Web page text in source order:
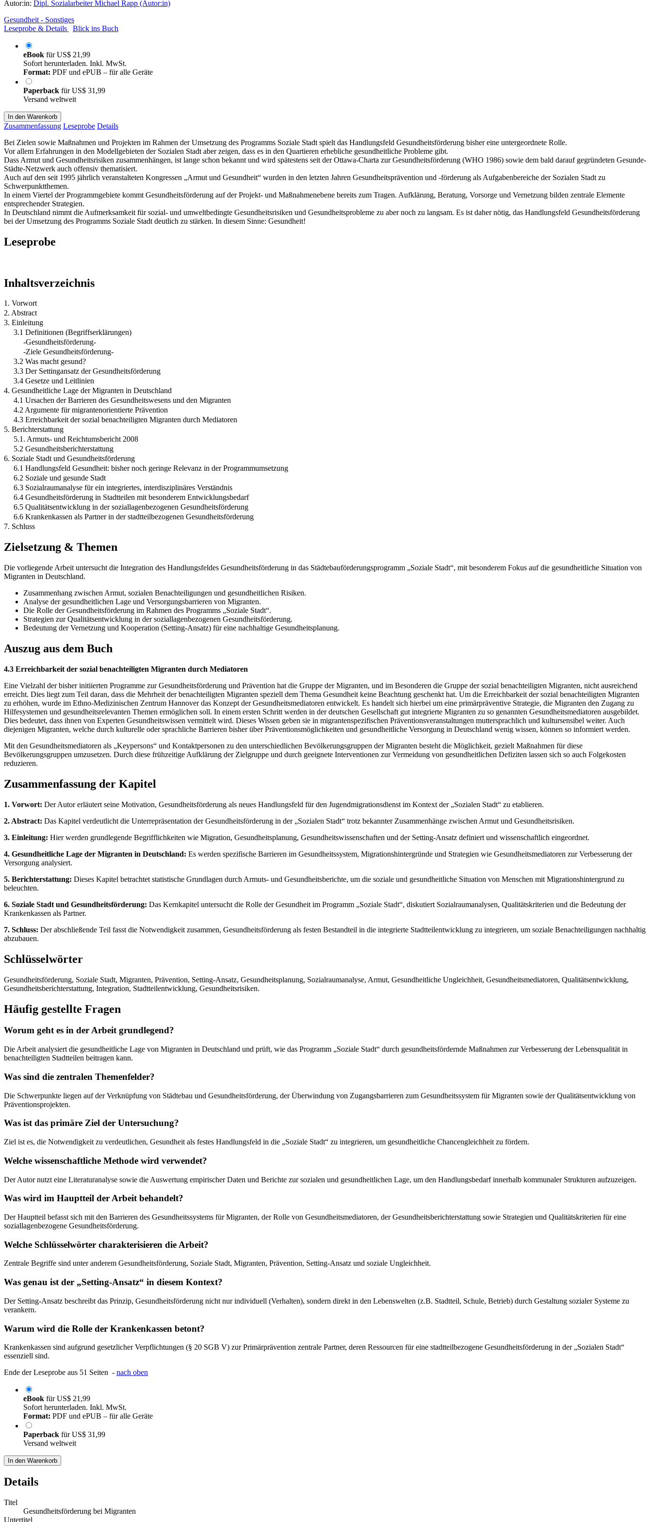
Autor:in: Dipl. Sozialarbeiter Michael Rapp (Autor:in)
Gesundheit - Sonstiges
Leseprobe & Details
Blick ins Buch
eBook fürUS$ 21,99
Sofort herunterladen. Inkl. MwSt.
Format: PDF und ePUB – für alle Geräte
Paperback fürUS$ 31,99
Versand weltweit
In den Warenkorb
Zusammenfassung Leseprobe Details
Bei Zielen sowie Maßnahmen und Projekten im Rahmen der Umsetzung des Programms Soziale Stadt spielt das Handlungsfeld Gesundheitsförderung bisher eine untergeordnete Rolle.
Vor allem Erfahrungen in den Modellgebieten der Sozialen Stadt aber zeigen, dass es in den Quartieren erhebliche gesundheitliche Probleme gibt.
Dass Armut und Gesundheitsrisiken zusammenhängen, ist lange schon bekannt und wird spätestens seit der Ottawa-Charta zur Gesundheitsförderung (WHO 1986) sowie dem bald darauf gegründeten Gesunde-
Städte-Netzwerk auch offensiv thematisiert.
Auch auf den seit 1995 jährlich veranstalteten Kongressen „Armut und Gesundheit“ wurden in den letzten Jahren Gesundheitsprävention und -förderung als Aufgabenbereiche der Sozialen Stadt zu
Schwerpunktthemen.
In einem Viertel der Programmgebiete kommt Gesundheitsförderung auf der Projekt- und Maßnahmenebene bereits zum Tragen. Aufklärung, Beratung, Vorsorge und Vernetzung bilden zentrale Elemente
entsprechender Strategien.
In Deutschland nimmt die Aufmerksamkeit für sozial- und umweltbedingte Gesundheitsrisiken und Gesundheitsprobleme zu aber noch zu langsam. Es ist daher nötig, das Handlungsfeld Gesundheitsförderung
bei der Umsetzung des Programms Soziale Stadt deutlich zu stärken. In diesem Sinne: Gesundheit!
Leseprobe
Inhaltsverzeichnis
1. Vorwort
2. Abstract
3. Einleitung
3.1 Definitionen (Begriffserklärungen)
-Gesundheitsförderung-
-Ziele Gesundheitsförderung-
3.2 Was macht gesund?
3.3 Der Settingansatz der Gesundheitsförderung
3.4 Gesetze und Leitlinien
4. Gesundheitliche Lage der Migranten in Deutschland
4.1 Ursachen der Barrieren des Gesundheitswesens und den Migranten
4.2 Argumente für migrantenorientierte Prävention
4.3 Erreichbarkeit der sozial benachteiligten Migranten durch Mediatoren
5. Berichterstattung
5.1. Armuts- und Reichtumsbericht 2008
5.2 Gesundheitsberichterstattung
6. Soziale Stadt und Gesundheitsförderung
6.1 Handlungsfeld Gesundheit: bisher noch geringe Relevanz in der Programmumsetzung
6.2 Soziale und gesunde Stadt
6.3 Sozialraumanalyse für ein integriertes, interdisziplinäres Verständnis
6.4 Gesundheitsförderung in Stadtteilen mit besonderem Entwicklungsbedarf
6.5 Qualitätsentwicklung in der soziallagenbezogenen Gesundheitsförderung
6.6 Krankenkassen als Partner in der stadtteilbezogenen Gesundheitsförderung
7. Schluss
Zielsetzung & Themen
Die vorliegende Arbeit untersucht die Integration des Handlungsfeldes Gesundheitsförderung in das Städtebauförderungsprogramm „Soziale Stadt“, mit besonderem Fokus auf die gesundheitliche Situation von
Migranten in Deutschland.
Zusammenhang zwischen Armut, sozialen Benachteiligungen und gesundheitlichen Risiken.
Analyse der gesundheitlichen Lage und Versorgungsbarrieren von Migranten.
Die Rolle der Gesundheitsförderung im Rahmen des Programms „Soziale Stadt“.
Strategien zur Qualitätsentwicklung in der soziallagenbezogenen Gesundheitsförderung.
Bedeutung der Vernetzung und Kooperation (Setting-Ansatz) für eine nachhaltige Gesundheitsplanung.
Auszug aus dem Buch
4.3 Erreichbarkeit der sozial benachteiligten Migranten durch Mediatoren
Eine Vielzahl der bisher initiierten Programme zur Gesundheitsförderung und Prävention hat die Gruppe der Migranten, und im Besonderen die Gruppe der sozial benachteiligten Migranten, nicht ausreichend
erreicht. Dies liegt zum Teil daran, dass die Mehrheit der benachteiligten Migranten speziell dem Thema Gesundheit keine Beachtung geschenkt hat. Um die Erreichbarkeit der sozial benachteiligten Migranten
zu erhöhen, wurde im Ethno-Medizinischen Zentrum Hannover das Konzept der Gesundheitsmediatoren entwickelt. Es handelt sich hierbei um eine primärpräventive Strategie, die Migranten den Zugang zu
Hilfesystemen und gesundheitsrelevanten Themen ermöglichen soll. In einem ersten Schritt werden in der deutschen Gesellschaft gut integrierte Migranten zu so genannten Gesundheitsmediatoren ausgebildet.
Dies bedeutet, dass ihnen von Experten Gesundheitswissen vermittelt wird. Dieses Wissen geben sie in migrantenspezifischen Präventionsveranstaltungen muttersprachlich und kultursensibel weiter. Auch
diejenigen Migranten, welche durch kulturelle oder sprachliche Barrieren bisher über Präventionsmöglichkeiten und gesundheitliche Versorgung in Deutschland wenig wissen, können so informiert werden.
Mit den Gesundheitsmediatoren als „Keypersons“ und Kontaktpersonen zu den unterschiedlichen Bevölkerungsgruppen der Migranten besteht die Möglichkeit, gezielt Maßnahmen für diese
Bevölkerungsgruppen umzusetzen. Durch diese frühzeitige Aufklärung der Zielgruppe und durch geeignete Interventionen zur Vermeidung von gesundheitlichen Defiziten lassen sich so auch Folgekosten
reduzieren.
Zusammenfassung der Kapitel
1. Vorwort: Der Autor erläutert seine Motivation, Gesundheitsförderung als neues Handlungsfeld für den Jugendmigrationsdienst im Kontext der „Sozialen Stadt“ zu etablieren.
2. Abstract: Das Kapitel verdeutlicht die Unterrepräsentation der Gesundheitsförderung in der „Sozialen Stadt“ trotz bekannter Zusammenhänge zwischen Armut und Gesundheitsrisiken.
3. Einleitung: Hier werden grundlegende Begrifflichkeiten wie Migration, Gesundheitsplanung, Gesundheitswissenschaften und der Setting-Ansatz definiert und wissenschaftlich eingeordnet.
4. Gesundheitliche Lage der Migranten in Deutschland: Es werden spezifische Barrieren im Gesundheitssystem, Migrationshintergründe und Strategien wie Gesundheitsmediatoren zur Verbesserung der
Versorgung analysiert.
5. Berichterstattung: Dieses Kapitel betrachtet statistische Grundlagen durch Armuts- und Gesundheitsberichte, um die soziale und gesundheitliche Situation von Menschen mit Migrationshintergrund zu
beleuchten.
6. Soziale Stadt und Gesundheitsförderung: Das Kernkapitel untersucht die Rolle der Gesundheit im Programm „Soziale Stadt“, diskutiert Sozialraumanalysen, Qualitätskriterien und die Bedeutung der
Krankenkassen als Partner.
7. Schluss: Der abschließende Teil fasst die Notwendigkeit zusammen, Gesundheitsförderung als festen Bestandteil in die integrierte Stadtteilentwicklung zu integrieren, um soziale Benachteiligungen nachhaltig
abzubauen.
Schlüsselwörter
Gesundheitsförderung, Soziale Stadt, Migranten, Prävention, Setting-Ansatz, Gesundheitsplanung, Sozialraumanalyse, Armut, Gesundheitliche Ungleichheit, Gesundheitsmediatoren, Qualitätsentwicklung,
Gesundheitsberichterstattung, Integration, Stadtteilentwicklung, Gesundheitsrisiken.
Häufig gestellte Fragen
Worum geht es in der Arbeit grundlegend?
Die Arbeit analysiert die gesundheitliche Lage von Migranten in Deutschland und prüft, wie das Programm „Soziale Stadt“ durch gesundheitsfördernde Maßnahmen zur Verbesserung der Lebensqualität in
benachteiligten Stadtteilen beitragen kann.
Was sind die zentralen Themenfelder?
Die Schwerpunkte liegen auf der Verknüpfung von Städtebau und Gesundheitsförderung, der Überwindung von Zugangsbarrieren zum Gesundheitssystem für Migranten sowie der Qualitätsentwicklung von
Präventionsprojekten.
Was ist das primäre Ziel der Untersuchung?
Ziel ist es, die Notwendigkeit zu verdeutlichen, Gesundheit als festes Handlungsfeld in die „Soziale Stadt“ zu integrieren, um gesundheitliche Chancengleichheit zu fördern.
Welche wissenschaftliche Methode wird verwendet?
Der Autor nutzt eine Literaturanalyse sowie die Auswertung empirischer Daten und Berichte zur sozialen und gesundheitlichen Lage, um den Handlungsbedarf innerhalb kommunaler Strukturen aufzuzeigen.
Was wird im Hauptteil der Arbeit behandelt?
Der Hauptteil befasst sich mit den Barrieren des Gesundheitssystems für Migranten, der Rolle von Gesundheitsmediatoren, der Gesundheitsberichterstattung sowie Strategien und Qualitätskriterien für eine
soziallagenbezogene Gesundheitsförderung.
Welche Schlüsselwörter charakterisieren die Arbeit?
Zentrale Begriffe sind unter anderem Gesundheitsförderung, Soziale Stadt, Migranten, Prävention, Setting-Ansatz und soziale Ungleichheit.
Was genau ist der „Setting-Ansatz“ in diesem Kontext?
Der Setting-Ansatz beschreibt das Prinzip, Gesundheitsförderung nicht nur individuell (Verhalten), sondern direkt in den Lebenswelten (z.B. Stadtteil, Schule, Betrieb) durch Gestaltung sozialer Systeme zu
verankern.
Warum wird die Rolle der Krankenkassen betont?
Krankenkassen sind aufgrund gesetzlicher Verpflichtungen (§ 20 SGB V) zur Primärprävention zentrale Partner, deren Ressourcen für eine stadtteilbezogene Gesundheitsförderung in der „Sozialen Stadt“
essenziell sind.
Ende der Leseprobe aus 51 Seiten - nach oben
eBook fürUS$ 21,99
Sofort herunterladen. Inkl. MwSt.
Format: PDF und ePUB – für alle Geräte
Paperback fürUS$ 31,99
Versand weltweit
In den Warenkorb
Details
Titel
Gesundheitsförderung bei Migranten
Untertitel